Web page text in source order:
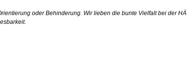
oder Behinderung. Wir lieben die bunte Vielfalt bei der